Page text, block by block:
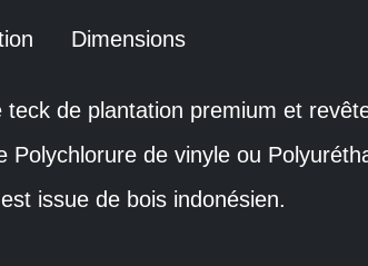
Dimensions
teck de plantation premium et
Polychlorure de vinyle ou
issue de bois indonésien.